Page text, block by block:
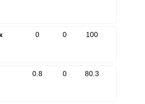
0 0 100
0.8 0 80.3